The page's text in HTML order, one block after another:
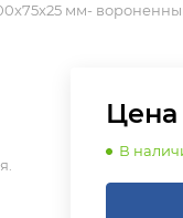
мм-
Цена
В